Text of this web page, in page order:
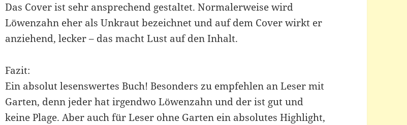
Das Cover ist sehr ansprechend gestaltet. Normalerweise wird
Löwenzahn eher als Unkraut bezeichnet und auf dem Cover wirkt er
anziehend, lecker – das macht Lust auf den Inhalt.
Fazit:
Ein absolut lesenswertes Buch! Besonders zu empfehlen an Leser mit
Garten, denn jeder hat irgendwo Löwenzahn und der ist gut und
keine Plage. Aber auch für Leser ohne Garten ein absolutes Highlight,